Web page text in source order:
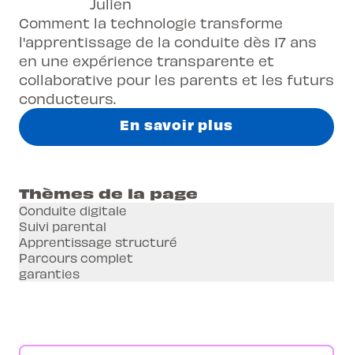
Comment la technologie transforme
l'apprentissage de la conduite dès 17 ans
en une expérience transparente et
collaborative pour les parents et les futurs
conducteurs.
En savoir plus
Julien
Thèmes de la page
Conduite digitale
Suivi parental
Apprentissage structuré
Parcours complet
garanties